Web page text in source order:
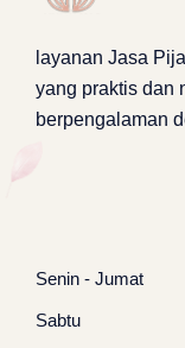
layanan Jasa
yang praktis dan
berpengalaman
Senin - Jumat
Sabtu